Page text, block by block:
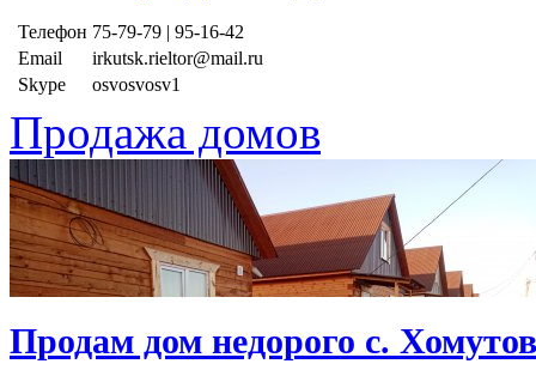
Телефон 75-79-79 | 95-16-42
Email
irkutsk.rieltor@mail.ru
Skype
osvosvosv1
Продажа домов
Продам дом недорого с.